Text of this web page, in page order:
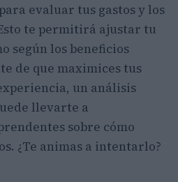
evaluar tus gastos y los
te permitirá ajustar tu
según los beneficios
de que maximices tus
un análisis
llevarte a
sobre cómo
¿Te animas a intentarlo?